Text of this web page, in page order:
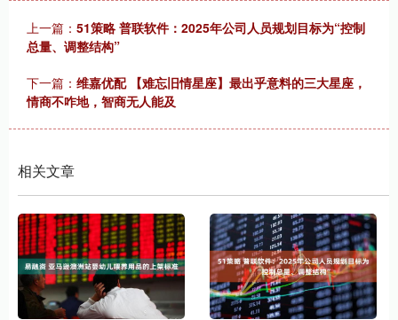
上一篇： 51策略 普联软件：2025年公司人员规划目标为“控制
总量、调整结构”
下一篇： 维嘉优配 【难忘旧情星座】最出乎意料的三大星座，
情商不咋地，智商无人能及
相关文章